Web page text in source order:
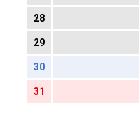
28
29
30
31